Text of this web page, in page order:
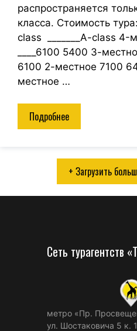
распространяется
класса. Стоимость тура:
class _______A-class 4-
____6100 5400 3-
6100 2-местное 7100
местное …
Подробнее
+ Загрузить
Сеть турагентств
метро «Пр.
ул. Шостаковича 5 к. 1